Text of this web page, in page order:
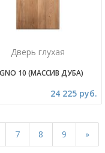
Дверь глухая
10 (МАССИВ ДУБА)
24 225 руб.
7 8 9 »